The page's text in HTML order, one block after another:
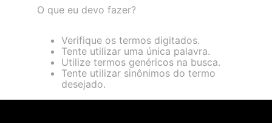
fornecer a você toda a funcionalidade do site, incluindo,
entre outros, a capacidade de comprar um item em nossa
Cookies acesse o link.
O que eu devo fazer?
Verifique os termos digitados.
Tente utilizar uma única palavra.
Utilize termos genéricos na busca.
Tente utilizar sinônimos do termo
desejado.